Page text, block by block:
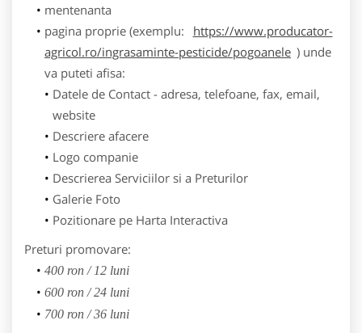
mentenanta
pagina proprie (exemplu:
https://www.producator-
agricol.ro/ingrasaminte-pesticide/pogoanele ) unde
va puteti afisa:
Datele de Contact - adresa, telefoane, fax, email,
website
Descriere afacere
Logo companie
Descrierea Serviciilor si a Preturilor
Galerie Foto
Pozitionare pe Harta Interactiva
Preturi promovare:
400 ron / 12 luni
600 ron / 24 luni
700 ron / 36 luni